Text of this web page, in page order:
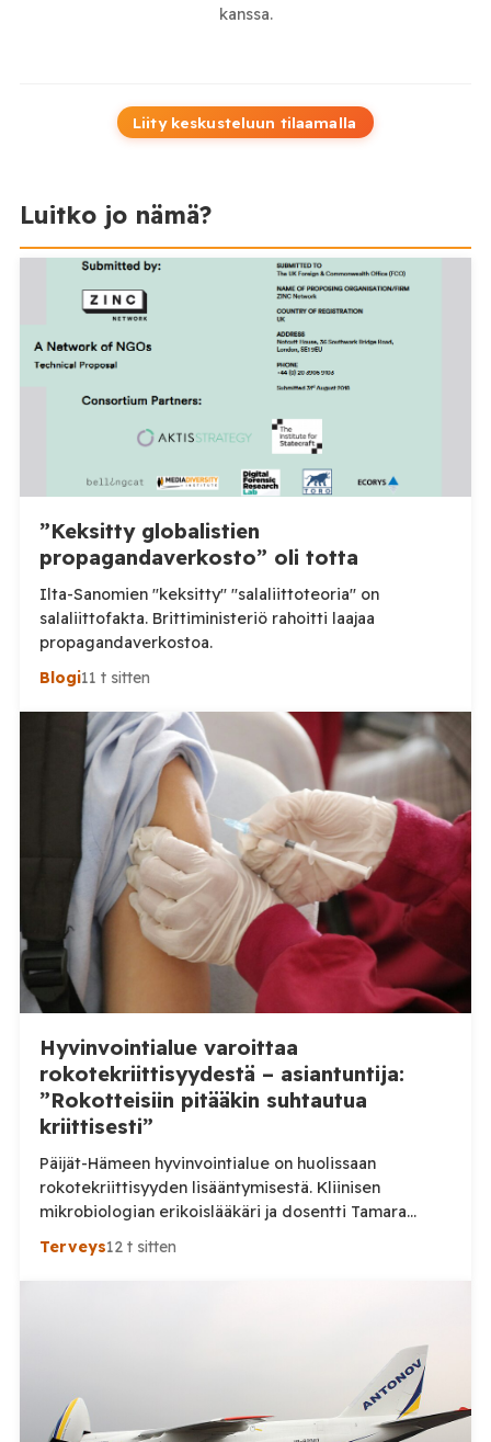
kanssa.
Liity keskusteluun tilaamalla
Luitko jo nämä?
”Keksitty globalistien
propagandaverkosto” oli totta
Ilta-Sanomien "keksitty" "salaliittoteoria" on
salaliittofakta. Brittiministeriö rahoitti laajaa
propagandaverkostoa.
Blogi11 t sitten
Hyvinvointialue varoittaa
rokotekriittisyydestä – asiantuntija:
”Rokotteisiin pitääkin suhtautua
kriittisesti”
Päijät-Hämeen hyvinvointialue on huolissaan
rokotekriittisyyden lisääntymisestä. Kliinisen
mikrobiologian erikoislääkäri ja dosentti Tamara
Tuuminen pitää ihmisten lisääntynyttä kriittisyyttä
myönteisenä kehityksenä. Aluehallituksen jäsen Ville-
kertoi heinäkuussa julkaisemassaan tiedotteessa,
että neuvoloissa ja kouluterveydenhuollossa on
havaittu merkkejä kasvavasta rokotekriittisyydestä.
Hyvinvointialueen mukaan rokotteiden
Terveys12 t sitten